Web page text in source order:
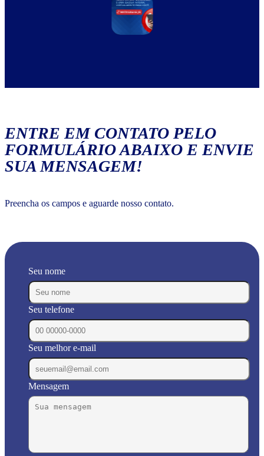
ENTRE EM CONTATO PELO
FORMULÁRIO ABAIXO E ENVIE
SUA MENSAGEM!
Preencha os campos e aguarde nosso contato.
Seu nome
Seu telefone
Seu melhor e-mail
Mensagem